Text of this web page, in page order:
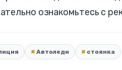
ознакомьтесь с
Автоледи стоянка